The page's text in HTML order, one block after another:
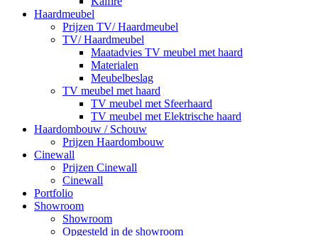
Haardmeubel
Prijzen TV/ Haardmeubel
TV/ Haardmeubel
Maatadvies TV meubel met haard
Materialen
Meubelbeslag
TV meubel met haard
TV meubel met Sfeerhaard
TV meubel met Elektrische haard
Haardombouw / Schouw
Prijzen Haardombouw
Cinewall
Prijzen Cinewall
Cinewall
Portfolio
Showroom
Showroom
Opgesteld in de showroom